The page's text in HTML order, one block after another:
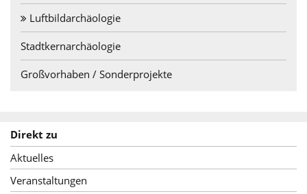
Luftbildarchäologie
Stadtkernarchäologie
Großvorhaben / Sonderprojekte
Direkt zu
Aktuelles
Veranstaltungen